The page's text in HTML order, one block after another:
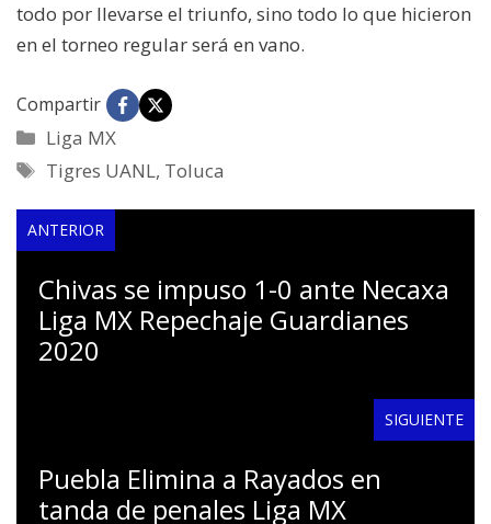
todo por llevarse el triunfo, sino todo lo que hicieron
en el torneo regular será en vano.
Compartir
Categorías
Liga MX
Etiquetas
Tigres UANL, Toluca
ANTERIOR
Chivas se impuso 1-0 ante Necaxa
Liga MX Repechaje Guardianes
2020
SIGUIENTE
Puebla Elimina a Rayados en
tanda de penales Liga MX